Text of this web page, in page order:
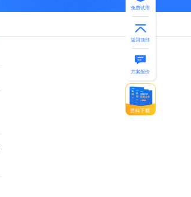
免费试用
返回顶部
方案报价